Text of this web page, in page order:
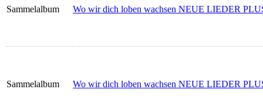
Sammelalbum Wo wir dich loben wachsen NEUE LIEDER
Sammelalbum Wo wir dich loben wachsen NEUE LIEDER